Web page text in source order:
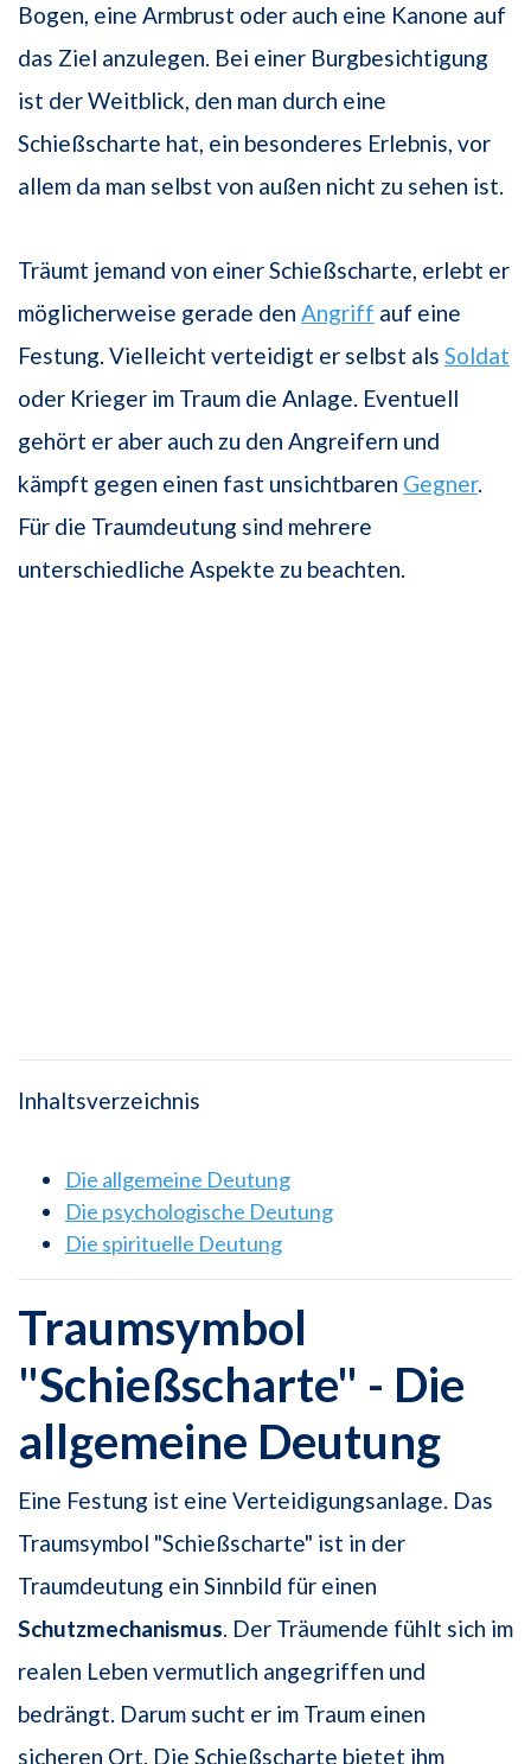
Bogen, eine Armbrust oder auch eine Kanone auf
das Ziel anzulegen. Bei einer Burgbesichtigung
ist der Weitblick, den man durch eine
Schießscharte hat, ein besonderes Erlebnis, vor
allem da man selbst von außen nicht zu sehen ist.
Träumt jemand von einer Schießscharte, erlebt er
möglicherweise gerade den Angriff auf eine
Festung. Vielleicht verteidigt er selbst als Soldat
oder Krieger im Traum die Anlage. Eventuell
gehört er aber auch zu den Angreifern und
kämpft gegen einen fast unsichtbaren Gegner.
Für die Traumdeutung sind mehrere
unterschiedliche Aspekte zu beachten.
Inhaltsverzeichnis
Die allgemeine Deutung
Die psychologische Deutung
Die spirituelle Deutung
Traumsymbol
"Schießscharte" - Die
allgemeine Deutung
Eine Festung ist eine Verteidigungsanlage. Das
Traumsymbol "Schießscharte" ist in der
Traumdeutung ein Sinnbild für einen
Schutzmechanismus. Der Träumende fühlt sich im
realen Leben vermutlich angegriffen und
bedrängt. Darum sucht er im Traum einen
sicheren Ort. Die Schießscharte bietet ihm